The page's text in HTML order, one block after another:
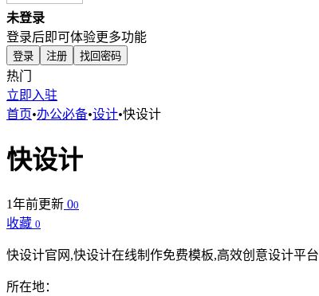
未登录
登录后即可体验更多功能
登录 注册 找回密码
热门
立即入驻
首页•办公必备•设计•快设计
快设计
1年前更新 00
收藏 0
快设计官网,快设计在线制作免费模板,高效创意设计平台
所在地：